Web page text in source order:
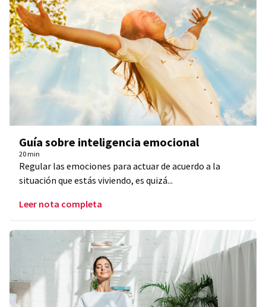
Guía sobre inteligencia emocional
20 min
Regular las emociones para actuar de acuerdo a la
situación que estás viviendo, es quizá...
Leer nota completa